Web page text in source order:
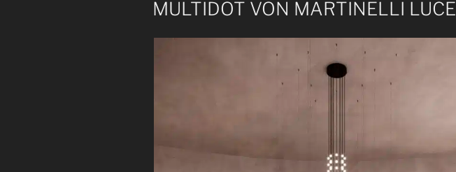
MULTIDOT VON MARTINELLI LUCE